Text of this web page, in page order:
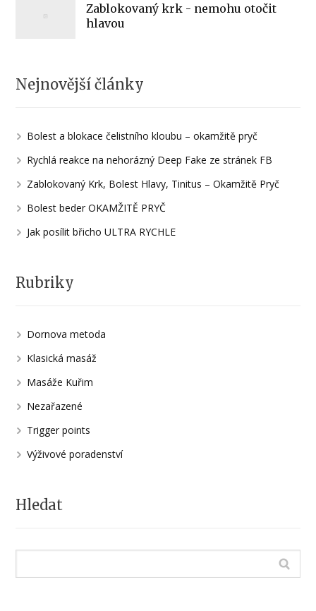
Zablokovaný krk - nemohu otočit
hlavou
Nejnovější články
Bolest a blokace čelistního kloubu – okamžitě pryč
Rychlá reakce na nehorázný Deep Fake ze stránek FB
Zablokovaný Krk, Bolest Hlavy, Tinitus – Okamžitě Pryč
Bolest beder OKAMŽITĚ PRYČ
Jak posílit břicho ULTRA RYCHLE
Rubriky
Dornova metoda
Klasická masáž
Masáže Kuřim
Nezařazené
Trigger points
Výživové poradenství
Hledat